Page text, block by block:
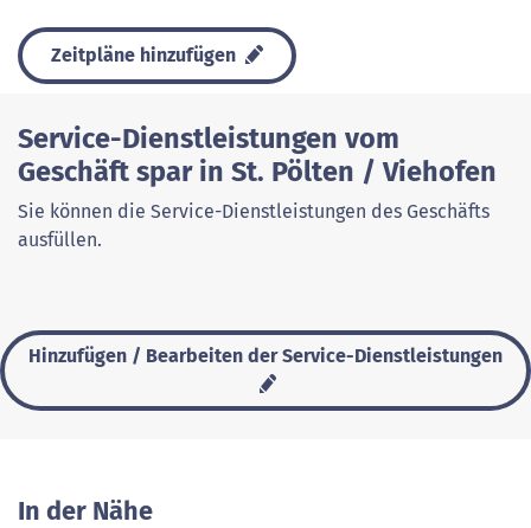
Zeitpläne hinzufügen
Service-Dienstleistungen vom
Geschäft spar in St. Pölten / Viehofen
Sie können die Service-Dienstleistungen des Geschäfts
ausfüllen.
Hinzufügen / Bearbeiten der Service-Dienstleistungen
In der Nähe